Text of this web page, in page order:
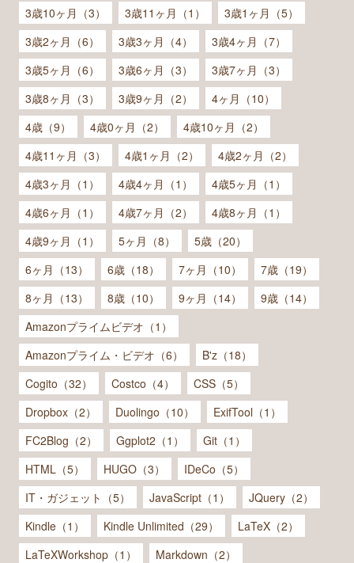
3歳10ヶ月（3）
3歳11ヶ月（1）
3歳1ヶ月（5）
3歳2ヶ月（6）
3歳3ヶ月（4）
3歳4ヶ月（7）
3歳5ヶ月（6）
3歳6ヶ月（3）
3歳7ヶ月（3）
3歳8ヶ月（3）
3歳9ヶ月（2）
4ヶ月（10）
4歳（9）
4歳0ヶ月（2）
4歳10ヶ月（2）
4歳11ヶ月（3）
4歳1ヶ月（2）
4歳2ヶ月（2）
4歳3ヶ月（1）
4歳4ヶ月（1）
4歳5ヶ月（1）
4歳6ヶ月（1）
4歳7ヶ月（2）
4歳8ヶ月（1）
4歳9ヶ月（1）
5ヶ月（8）
5歳（20）
6ヶ月（13）
6歳（18） 7ヶ月（10）
7歳（19）
8ヶ月（13）
8歳（10） 9ヶ月（14）
9歳（14）
Amazonプライムビデオ（1）
Amazonプライム・ビデオ（6）
B'z（18）
Cogito（32）
Costco（4）
CSS（5）
Dropbox（2）
Duolingo（10）
ExifTool（1）
FC2Blog（2）
Ggplot2（1）
Git（1）
HTML（5）
HUGO（3）
IDeCo（5）
IT・ガジェット（5）
JavaScript（1）
JQuery（2）
Kindle（1）
Kindle Unlimited（29）
LaTeX（2）
LaTeXWorkshop（1）
Markdown（2）